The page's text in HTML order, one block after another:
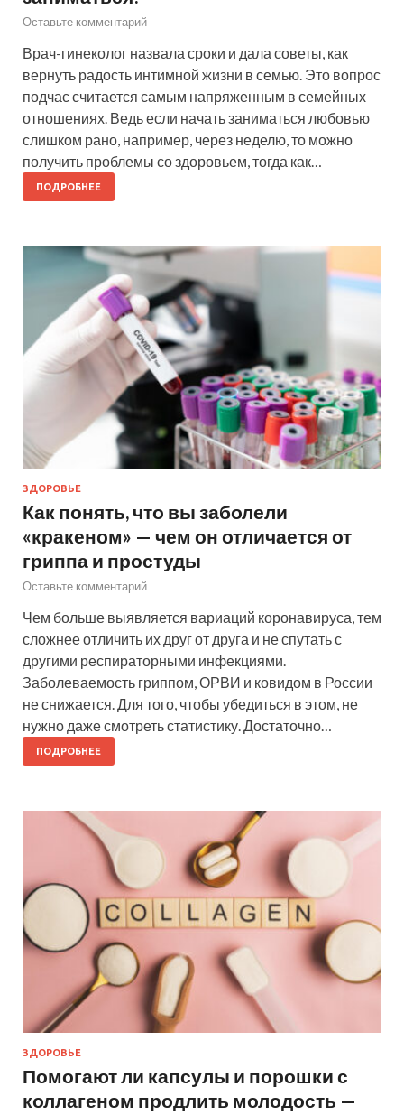
Оставьте комментарий
Врач-гинеколог назвала сроки и дала советы, как
вернуть радость интимной жизни в семью. Это вопрос
подчас считается самым напряженным в семейных
отношениях. Ведь если начать заниматься любовью
слишком рано, например, через неделю, то можно
получить проблемы со здоровьем, тогда как…
ПОДРОБНЕЕ
ЗДОРОВЬЕ
Как понять, что вы заболели
«кракеном» — чем он отличается от
гриппа и простуды
Оставьте комментарий
Чем больше выявляется вариаций коронавируса, тем
сложнее отличить их друг от друга и не спутать с
другими респираторными инфекциями.
Заболеваемость гриппом, ОРВИ и ковидом в России
не снижается. Для того, чтобы убедиться в этом, не
нужно даже смотреть статистику. Достаточно…
ПОДРОБНЕЕ
ЗДОРОВЬЕ
Помогают ли капсулы и порошки с
коллагеном продлить молодость —